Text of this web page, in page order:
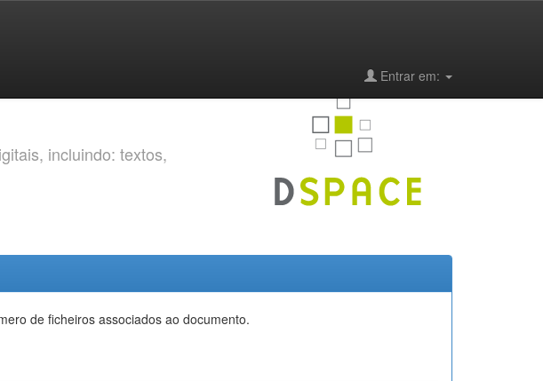
Entrar em:
incluindo: textos,
de ficheiros associados ao documento.